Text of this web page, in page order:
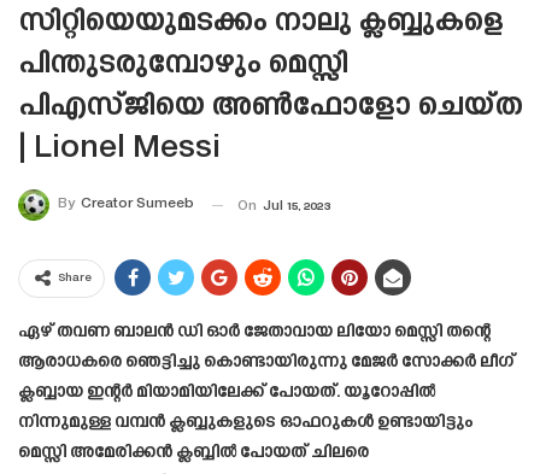
സിറ്റിയെയുമടക്കം നാലു ക്ലബ്ബുകളെ
പിന്തുടരുമ്പോഴും മെസ്സി
പിഎസ്ജിയെ അൺഫോളോ
| Lionel Messi
By Creator Sumeeb On Jul 15, 2023
Share
ഏഴ് തവണ ബാലൻ ഡി ഓർ ജേതാവായ ലിയോ മെസ്സി തന്റെ
ആരാധകരെ ഞെട്ടിച്ചു കൊണ്ടായിരുന്നു മേജർ സോക്കർ ലീഗ്
ക്ലബ്ബായ ഇന്റർ മിയാമിയിലേക്ക് പോയത്. യൂറോപ്പിൽ
നിന്നുമുള്ള വമ്പൻ ക്ലബ്ബുകളുടെ ഓഫറുകൾ ഉണ്ടായിട്ടും
മെസ്സി അമേരിക്കൻ ക്ലബ്ബിൽ പോയത് ചിലരെ